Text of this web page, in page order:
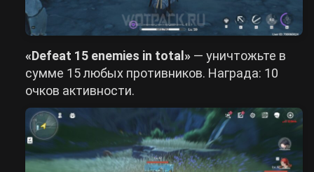
«Defeat 15 enemies in total» — уничтожьте в
сумме 15 любых противников. Награда: 10
очков активности.